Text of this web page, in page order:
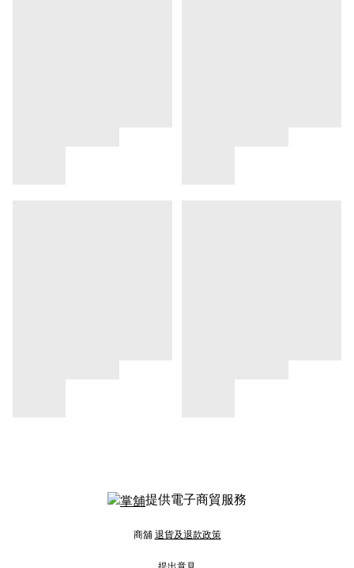
提供電子商貿服務
商舖 退貨及退款政策